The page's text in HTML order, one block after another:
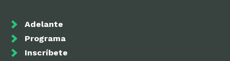
Adelante
Programa
Inscríbete